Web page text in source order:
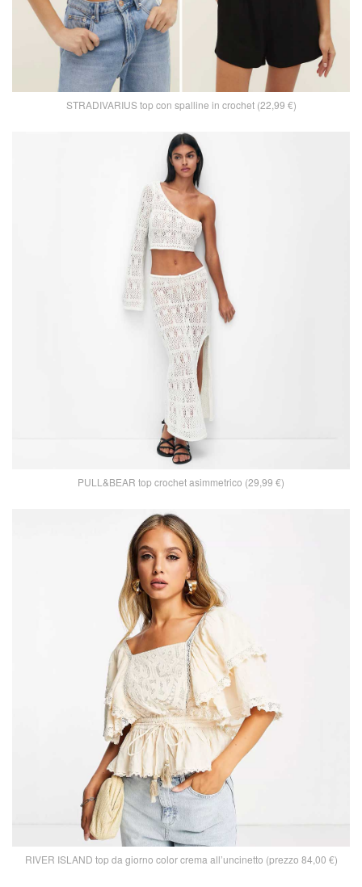
STRADIVARIUS top con spalline in crochet (22,99 €)
PULL&BEAR top crochet asimmetrico (29,99 €)
RIVER ISLAND top da giorno color crema all’uncinetto (prezzo 84,00 €)